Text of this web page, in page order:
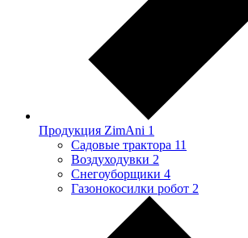
Продукция ZimAni 1
Садовые трактора 11
Воздуходувки 2
Снегоуборщики 4
Газонокосилки робот 2